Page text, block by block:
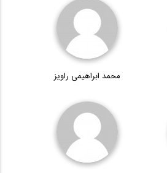
محمد ابراهیمی راویز